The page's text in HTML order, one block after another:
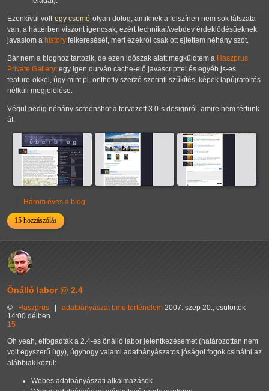
Ezenkívül volt egy csomó olyan dolog, amiknek a felszínen nem sok látszata
van, a háttérben viszont igencsak, ezért technikai/webdev érdeklődésűeknek
javaslom a history felkeresését, mert ezekről csak ott ejtettem néhány szót.
Bár nem a bloghoz tartozik, de ezen időszak alatt megküldtem a Haszprus
Private Gallerytegy igen durván cache-elő javascripttel és egyéb js-es
feature-ökkel, úgy mint pl. onthefly szerző szerinti szűkítés, képek lapújratöltés
nélküli megjelölése.
Végül pedig néhány screenshot a tervezett 3.0-s designról, amire nem tértünk
át.
Három éves a blog
15 hozzászólás
Önálló labor @ 2.4
© Haszprus adatbányászat bme történelem 2007. szep 20., csütörtök
14:00 délben
15
Oh yeah, elfogadták a 2.4-es önálló labor jelentkezésemet (határozottan nem
volt egyszerű ügy), úgyhogy valami adatbányászatos jóságot fogok csinálni az
alábbiak közül:
Webes adatbányászati alkalmazások